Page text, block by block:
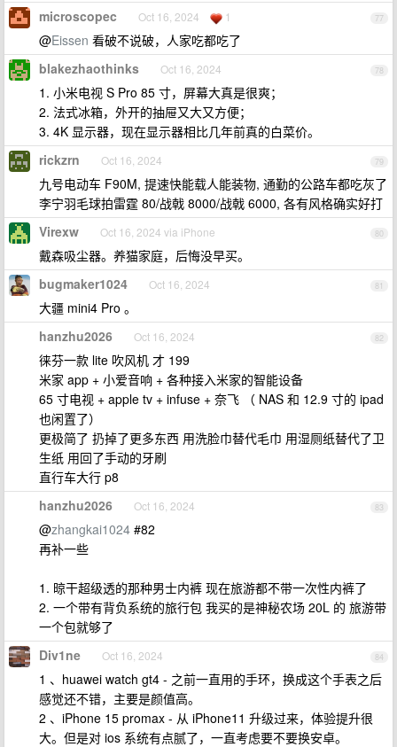
77
microscopec Oct 16, 2024 1
@Eissen 看破不说破，人家吃都吃了
78
blakezhaothinks Oct 16, 2024
1. 小米电视 S Pro 85 寸，屏幕大真是很爽；
2. 法式冰箱，外开的抽屉又大又方便；
3. 4K 显示器，现在显示器相比几年前真的白菜价。
79
rickzrn Oct 16, 2024
九号电动车 F90M, 提速快能载人能装物, 通勤的公路车都吃灰了
李宁羽毛球拍雷霆 80/战戟 8000/战戟 6000, 各有风格确实好打
80
Virexw Oct 16, 2024 via iPhone
戴森吸尘器。养猫家庭，后悔没早买。
81
bugmaker1024 Oct 16, 2024
大疆 mini4 Pro 。
82
hanzhu2026 Oct 16, 2024
徕芬一款 lite 吹风机 才 199
米家 app + 小爱音响 + 各种接入米家的智能设备
65 寸电视 + apple tv + infuse + 奈飞 （ NAS 和 12.9 寸的 ipad
也闲置了）
更极简了 扔掉了更多东西 用洗脸巾替代毛巾 用湿厕纸替代了卫
生纸 用回了手动的牙刷
直行车大行 p8
83
hanzhu2026 Oct 16, 2024
@zhangkai1024 #82
再补一些
1. 晾干超级透的那种男士内裤 现在旅游都不带一次性内裤了
2. 一个带有背负系统的旅行包 我买的是神秘农场 20L 的 旅游带
一个包就够了
84
Div1ne Oct 16, 2024
1 、huawei watch gt4 - 之前一直用的手环，换成这个手表之后
感觉还不错，主要是颜值高。
2 、iPhone 15 promax - 从 iPhone11 升级过来，体验提升很
大。但是对 ios 系统有点腻了，一直考虑要不要换安卓。